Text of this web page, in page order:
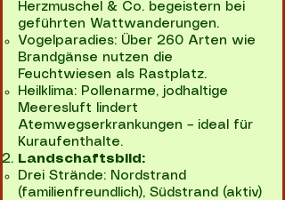
Herzmuschel & Co. begeistern bei
geführten Wattwanderungen.
Vogelparadies: Über 260 Arten wie
Brandgänse nutzen die
Feuchtwiesen als Rastplatz.
Heilklima: Pollenarme, jodhaltige
Meeresluft lindert
Atemwegserkrankungen – ideal für
Kuraufenthalte.
Landschaftsbild:
Drei Strände: Nordstrand
(familienfreundlich), Südstrand (aktiv)